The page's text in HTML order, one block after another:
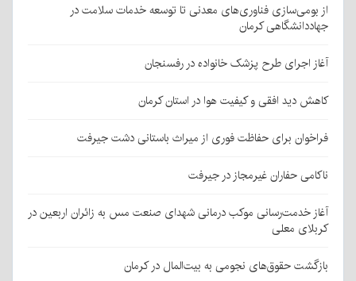
از بومی‌سازی فناوری‌های معدنی تا توسعه خدمات سلامت در
جهاددانشگاهی کرمان
آغاز اجرای طرح پزشک خانواده در رفسنجان
کاهش دید افقی و کیفیت هوا در استان کرمان
فراخوان برای حفاظت فوری از میراث باستانی دشت جیرفت
ناکامی حفاران غیرمجاز در جیرفت
آغاز خدمت‌رسانی موکب درمانی شهدای صنعت مس به زائران اربعین در
کربلای معلی
بازگشت حقوق‌های نجومی به بیت‌المال در کرمان